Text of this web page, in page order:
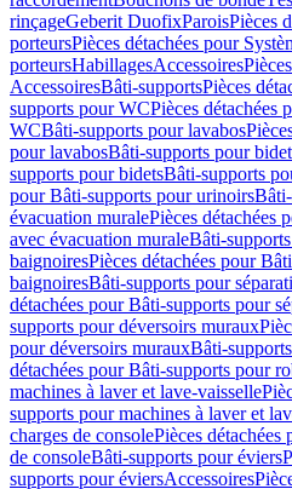
rinçageGeberit DuofixParoisPièces
porteursPièces détachées pour
porteursHabillagesAccessoires
AccessoiresBâti-supportsPièces
supports pour WCPièces détachées
WCBâti-supports pour lavabos
pour lavabosBâti-supports pour
supports pour bidetsBâti-supports
pour Bâti-supports pour urinoirs
évacuation muralePièces détachées
avec évacuation muraleBâti-
baignoiresPièces détachées pour
baignoiresBâti-supports pour
détachées pour Bâti-supports pour
supports pour déversoirs muraux
pour déversoirs murauxBâti-
détachées pour Bâti-supports pour
machines à laver et lave-vaisselle
supports pour machines à laver et
charges de consolePièces
de consoleBâti-supports pour éviers
supports pour éviersAccessoires